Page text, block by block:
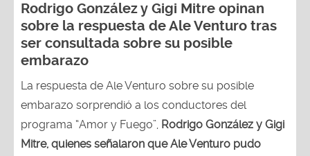
Rodrigo González y Gigi Mitre opinan
sobre la respuesta deAle Venturo tras
ser consultada sobre su posible
embarazo
La respuesta de Ale Venturo sobre su posible
embarazo sorprendió a los conductores del
programa “Amor y Fuego”, Rodrigo González y Gigi
Mitre, quienes señalaron que Ale Venturo pudo